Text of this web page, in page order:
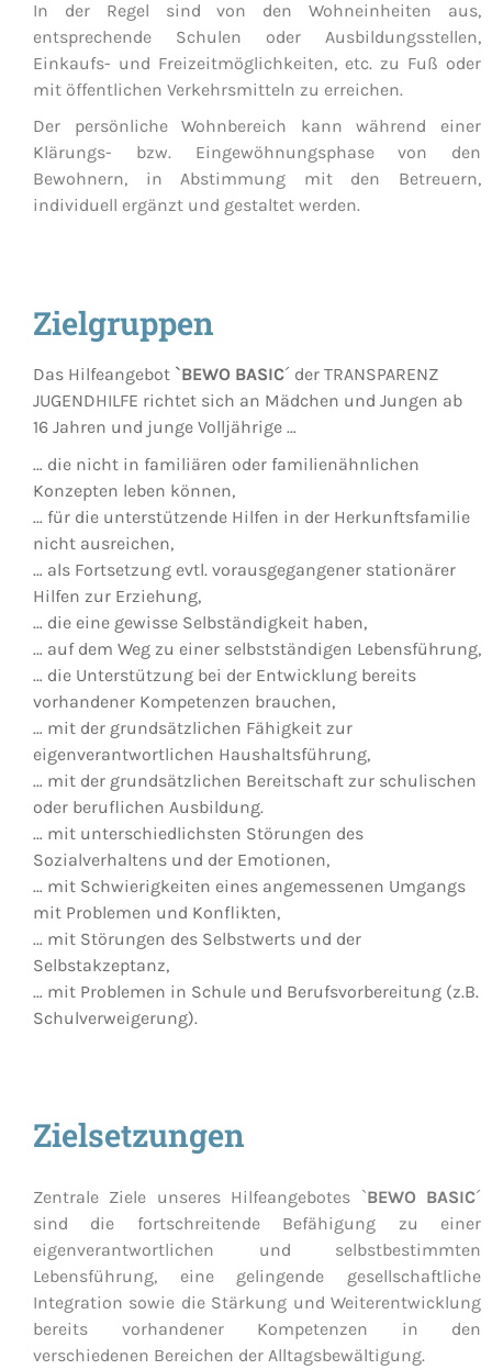
In der Regel sind von den Wohneinheiten aus,
entsprechende Schulen oder Ausbildungsstellen,
Einkaufs- und Freizeitmöglichkeiten, etc. zu Fuß oder
mit öffentlichen Verkehrsmitteln zu erreichen.
Der persönliche Wohnbereich kann während einer
Klärungs- bzw. Eingewöhnungsphase von den
Bewohnern, in Abstimmung mit den Betreuern,
individuell ergänzt und gestaltet werden.
Zielgruppen
Das Hilfeangebot `BEWO BASIC´ der TRANSPARENZ
JUGENDHILFE richtet sich an Mädchen und Jungen ab
16 Jahren und junge Volljährige …
… die nicht in familiären oder familienähnlichen
Konzepten leben können,
… für die unterstützende Hilfen in der Herkunftsfamilie
nicht ausreichen,
… als Fortsetzung evtl. vorausgegangener stationärer
Hilfen zur Erziehung,
… die eine gewisse Selbständigkeit haben,
… auf dem Weg zu einer selbstständigen Lebensführung,
… die Unterstützung bei der Entwicklung bereits
vorhandener Kompetenzen brauchen,
… mit der grundsätzlichen Fähigkeit zur
eigenverantwortlichen Haushaltsführung,
… mit der grundsätzlichen Bereitschaft zur schulischen
oder beruflichen Ausbildung.
… mit unterschiedlichsten Störungen des
Sozialverhaltens und der Emotionen,
… mit Schwierigkeiten eines angemessenen Umgangs
mit Problemen und Konflikten,
… mit Störungen des Selbstwerts und der
Selbstakzeptanz,
… mit Problemen in Schule und Berufsvorbereitung (z.B.
Schulverweigerung).
Zielsetzungen
Zentrale Ziele unseres Hilfeangebotes `BEWO BASIC´
sind die fortschreitende Befähigung zu einer
eigenverantwortlichen und selbstbestimmten
Lebensführung, eine gelingende gesellschaftliche
Integration sowie die Stärkung und Weiterentwicklung
bereits vorhandener Kompetenzen in den
verschiedenen Bereichen der Alltagsbewältigung.